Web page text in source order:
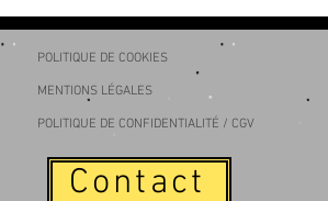
POLITIQUE DE COOKIES
MENTIONS LÉGALES
POLITIQUE DE CONFIDENTIALITÉ / CGV
Contact